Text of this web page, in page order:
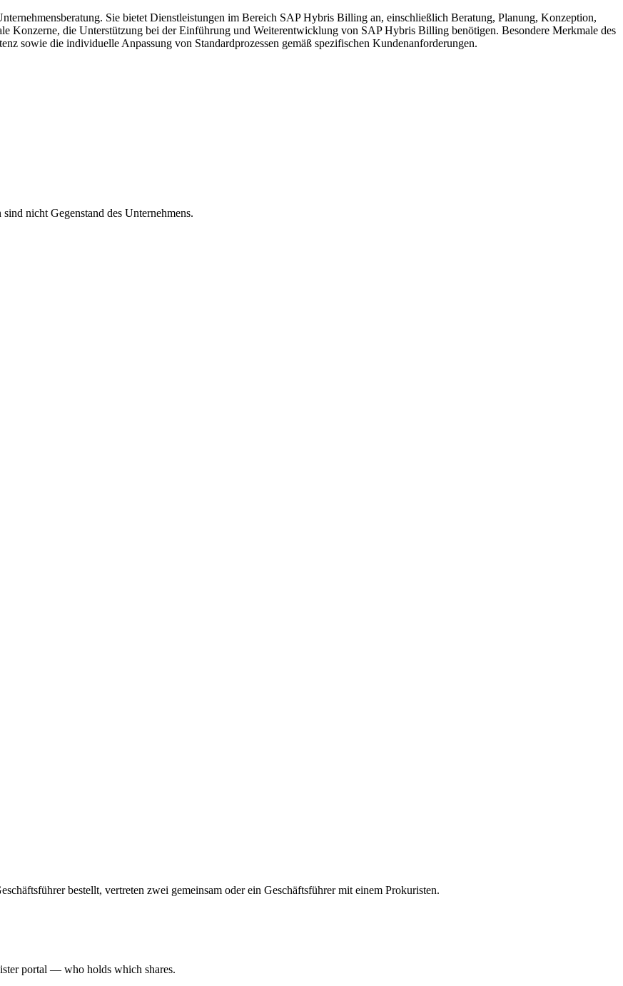
Sie bietet Dienstleistungen im Bereich SAP Hybris Billing an, einschließlich Beratung, Planung, Konzeption,
Konzerne, die Unterstützung bei der Einführung und Weiterentwicklung von SAP Hybris Billing benötigen. Besondere Merkmale des
sowie die individuelle Anpassung von Standardprozessen gemäß spezifischen Kundenanforderungen.
nicht Gegenstand des Unternehmens.
bestellt, vertreten zwei gemeinsam oder ein Geschäftsführer mit einem Prokuristen.
portal — who holds which shares.